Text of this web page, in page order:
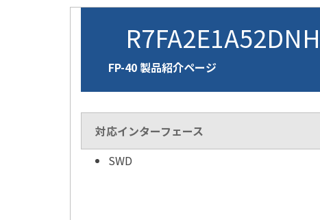
FP-40 製品紹介ページ
対応インターフェース
SWD